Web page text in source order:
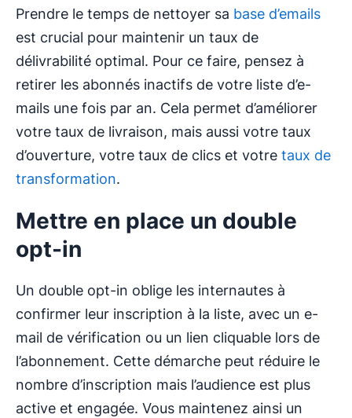
Prendre le temps de nettoyer sa base d’emails
est crucial pour maintenir un taux de
délivrabilité optimal. Pour ce faire, pensez à
retirer les abonnés inactifs de votre liste d’e-
mails une fois par an. Cela permet d’améliorer
votre taux de livraison, mais aussi votre taux
d’ouverture, votre taux de clics et votre taux de
transformation.
Mettre en place un double
opt-in
Un double opt-in oblige les internautes à
confirmer leur inscription à la liste, avec un e-
mail de vérification ou un lien cliquable lors de
l’abonnement. Cette démarche peut réduire le
nombre d’inscription mais l’audience est plus
active et engagée. Vous maintenez ainsi un